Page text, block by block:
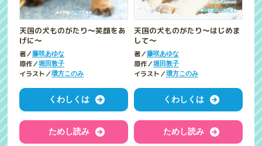
天国の犬ものがたり～笑顔をあ
げに～
著／藤咲あゆな
原作／堀田敦子
イラスト／環方このみ
くわしくは
ためし読み
天国の犬ものがたり～はじめま
して～
著／藤咲あゆな
原作／堀田敦子
イラスト／環方このみ
くわしくは
ためし読み